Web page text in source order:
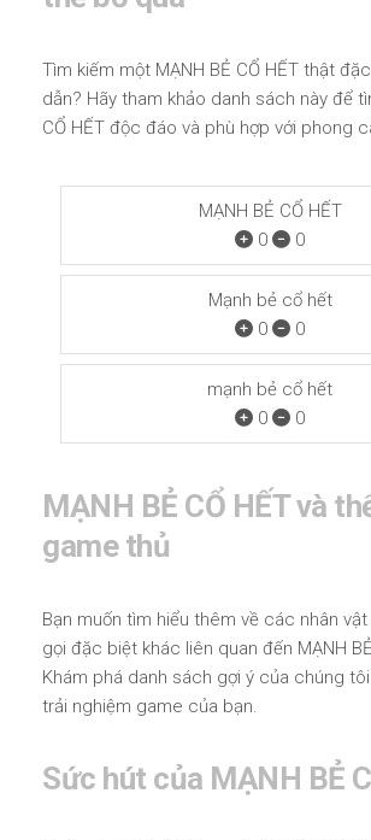
Tìm kiếm một MẠNH BẺ CỔ HẾT thật
dẫn? Hãy tham khảo danh sách này để
CỔ HẾT độc đáo và phù hợp với phong
MẠNH BẺ CỔ HẾT
0
0
Mạnh bẻ cổ hết
0
0
mạnh bẻ cổ hết
0
0
MẠNH BẺ CỔ HẾT và
game thủ
Bạn muốn tìm hiểu thêm về các nhân
gọi đặc biệt khác liên quan đến MẠNH
Khám phá danh sách gợi ý của chúng
trải nghiệm game của bạn.
Sức hút của MẠNH BẺ